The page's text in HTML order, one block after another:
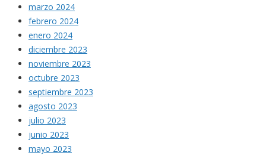
marzo 2024
febrero 2024
enero 2024
diciembre 2023
noviembre 2023
octubre 2023
septiembre 2023
agosto 2023
julio 2023
junio 2023
mayo 2023